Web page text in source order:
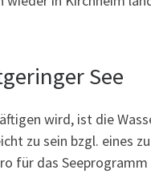
See
wird, ist die
zu sein bzgl. eines
für das